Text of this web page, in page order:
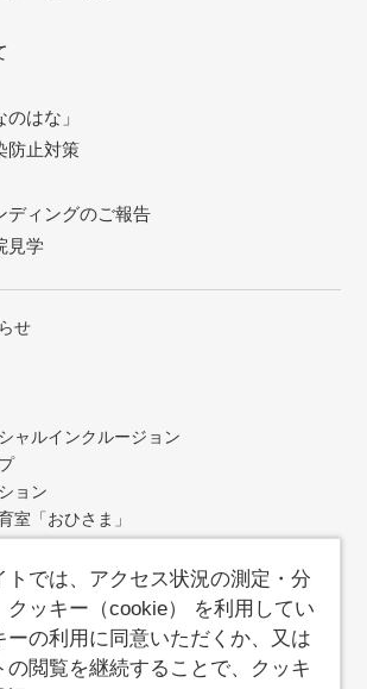
はな」
防止対策
ディングのご報告
見学
せ
ャルインクルージョン
ョン
室「おひさま」
済生会
トでは、アクセス状況の測定・分
クッキー（cookie） を利用してい
ーの利用に同意いただくか、又は
の閲覧を継続することで、クッキ